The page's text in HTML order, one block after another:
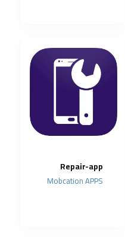
Repair-app
Mobcation APPS